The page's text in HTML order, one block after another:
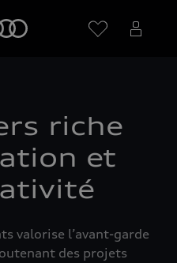
riche
et
valorise l’avant-garde
des projets